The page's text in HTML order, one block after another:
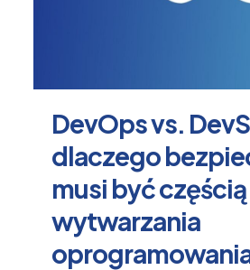
DevOps vs.
dlaczego
musi być
wytwarzania